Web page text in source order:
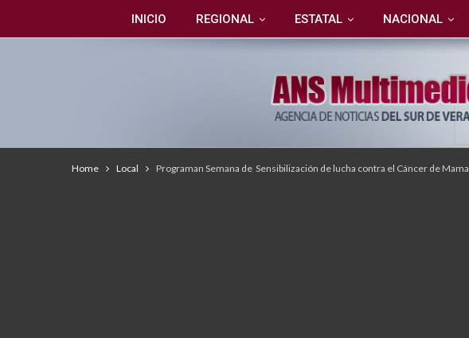
INICIO REGIONAL ESTATAL NACIONAL
Home Local Programan Semana de Sensibilización de lucha contra el Cáncer de Mama